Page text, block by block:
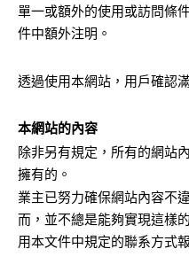
單一或額外的使用或訪問條
件中額外注明。
透過使用本網站，用戶確認
本網站的內容
除非另有規定，所有的網站
擁有的。
業主已努力確保網站內容不
而，並不總是能夠實現這樣
用本文件中規定的聯系方式